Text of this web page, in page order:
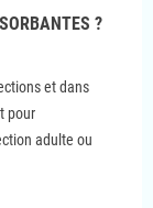
?
et dans
pour
adulte ou